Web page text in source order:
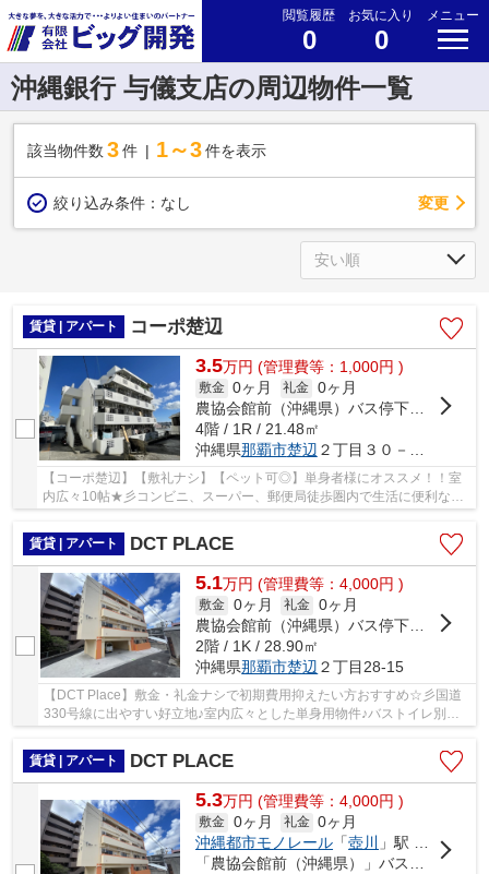
閲覧履歴
0
お気に入り
0
メニュー
沖縄銀行 与儀支店の周辺物件一覧
該当物件数 3件 1～3 件を表示
絞り込み条件： なし 変更
賃貸 | アパート コーポ楚辺
3.5万円 (管理費等：1,000円 )
敷金 0ヶ月 礼金 0ヶ月
農協会館前（沖縄県）バス停下車 徒歩2分
4階 / 1R / 21.48㎡
沖縄県那覇市楚辺 ２丁目３０－１０
【コーポ楚辺】【敷礼ナシ】【ペット可◎】単身者様にオススメ！！室
内広々10帖★彡コンビニ、スーパー、郵便局徒歩圏内で生活に便利なエ
賃貸 | アパート
DCT PLACE
5.1万円 (管理費等：4,000円 )
敷金 0ヶ月 礼金 0ヶ月
農協会館前（沖縄県）バス停下車 徒歩1分
2階 / 1K / 28.90㎡
沖縄県那覇市楚辺 ２丁目28-15
【DCT Place】敷金・礼金ナシで初期費用抑えたい方おすすめ☆彡国道
330号線に出やすい好立地♪室内広々とした単身用物件♪バストイレ別・
賃貸 | アパート
DCT PLACE
5.3万円 (管理費等：4,000円 )
敷金 0ヶ月 礼金 0ヶ月
沖縄都市モノレール 「壺川
」駅 徒歩17分